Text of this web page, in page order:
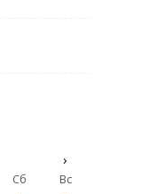
›
Сб Вс